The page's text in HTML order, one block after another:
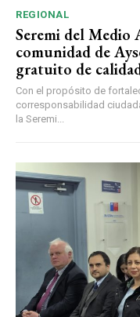
REGIONAL
Seremi del Medio
comunidad de
gratuito de
Con el propósito de
corresponsabilidad
la Seremi...